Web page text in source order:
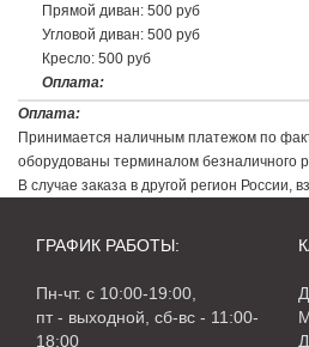
Прямой диван: 500 руб
Угловой диван: 500 руб
Кресло: 500 руб
Оплата:
Принимается наличным платежом по
оборудованы терминалом
В случае заказа в другой регион
Оплата:
Принимается наличным платежом по
оборудованы терминалом безналичного
В случае заказа в другой регион
ГРАФИК РАБОТЫ:
Пн-чт. с 10:00-19:00,
пт - выходной, сб-вс - 11:00-
18:00